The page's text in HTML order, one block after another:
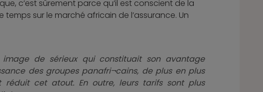
c’est sûrement parce qu’il est conscient de la
sur le marché africain de l’assurance. Un
image de sérieux qui constituait son avantage
des groupes panafri¬cains, de plus en plus
réduit cet atout. En outre, leurs tarifs sont plus